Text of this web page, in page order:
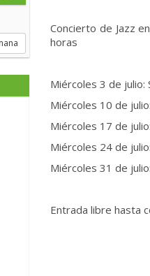
Concierto de Jazz
horas
Miércoles 3 de julio:
Miércoles 10 de
Miércoles 17 de
Miércoles 24 de
Miércoles 31 de
Entrada libre hasta